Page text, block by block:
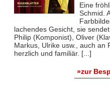
Eine
Schmid.
lachendes Gesicht, sie
Philip (Komponist), Oliver
Markus, Ulrike usw., auch an
herzlich und familiär. [...]
»zur